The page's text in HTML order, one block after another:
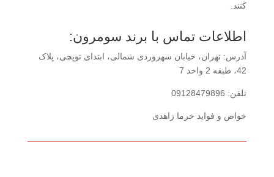
کنند
اطلاعات تماس با برند سومرون:
آدرس: تهران، خیابان سهروردی شمالی، ابتدای توپچی، پلاک
42، طبقه 2 واحد 7
تلفن: 09128479896
خواص و فواید خرما زاهدی